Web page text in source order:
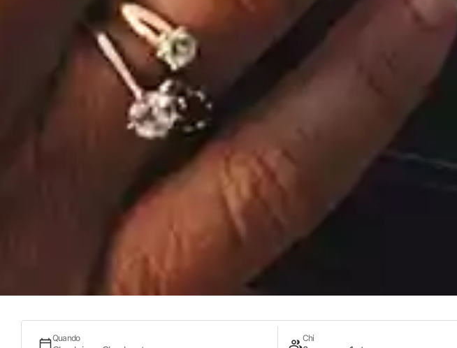
Quando Chi